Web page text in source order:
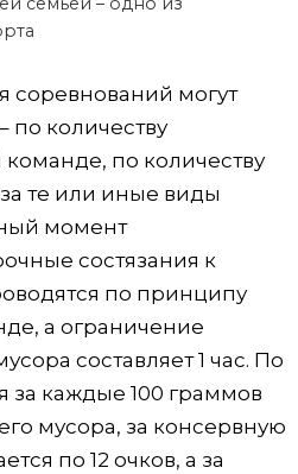
соревнований могут
по количеству
по количеству
те или иные виды
момент
состязания к
по принципу
а ограничение
составляет 1 час. По
за каждые 100 граммов
мусора, за консервную
по 12 очков, а за